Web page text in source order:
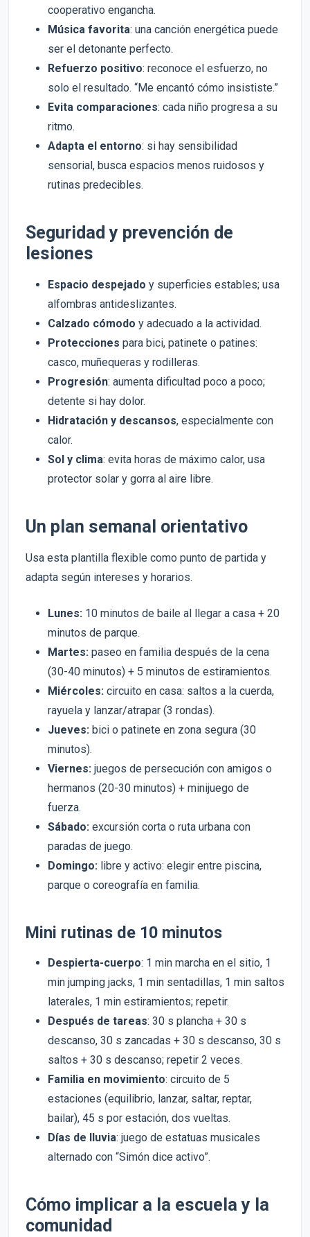
cooperativo engancha.
Música favorita: una canción energética puede
ser el detonante perfecto.
Refuerzo positivo: reconoce el esfuerzo, no
solo el resultado. “Me encantó cómo insististe.”
Evita comparaciones: cada niño progresa a su
ritmo.
Adapta el entorno: si hay sensibilidad
sensorial, busca espacios menos ruidosos y
rutinas predecibles.
Seguridad y prevención de
lesiones
Espacio despejado y superficies estables; usa
alfombras antideslizantes.
Calzado cómodo y adecuado a la actividad.
Protecciones para bici, patinete o patines:
casco, muñequeras y rodilleras.
Progresión: aumenta dificultad poco a poco;
detente si hay dolor.
Hidratación y descansos, especialmente con
calor.
Sol y clima: evita horas de máximo calor, usa
protector solar y gorra al aire libre.
Un plan semanal orientativo
Usa esta plantilla flexible como punto de partida y
adapta según intereses y horarios.
Lunes: 10 minutos de baile al llegar a casa + 20
minutos de parque.
Martes: paseo en familia después de la cena
(30-40 minutos) + 5 minutos de estiramientos.
Miércoles: circuito en casa: saltos a la cuerda,
rayuela y lanzar/atrapar (3 rondas).
Jueves: bici o patinete en zona segura (30
minutos).
Viernes: juegos de persecución con amigos o
hermanos (20-30 minutos) + minijuego de
fuerza.
Sábado: excursión corta o ruta urbana con
paradas de juego.
Domingo: libre y activo: elegir entre piscina,
parque o coreografía en familia.
Mini rutinas de 10 minutos
Despierta-cuerpo: 1 min marcha en el sitio, 1
min jumping jacks, 1 min sentadillas, 1 min saltos
laterales, 1 min estiramientos; repetir.
Después de tareas: 30 s plancha + 30 s
descanso, 30 s zancadas + 30 s descanso, 30 s
saltos + 30 s descanso; repetir 2 veces.
Familia en movimiento: circuito de 5
estaciones (equilibrio, lanzar, saltar, reptar,
bailar), 45 s por estación, dos vueltas.
Días de lluvia: juego de estatuas musicales
alternado con “Simón dice activo”.
Cómo implicar a la escuela y la
comunidad